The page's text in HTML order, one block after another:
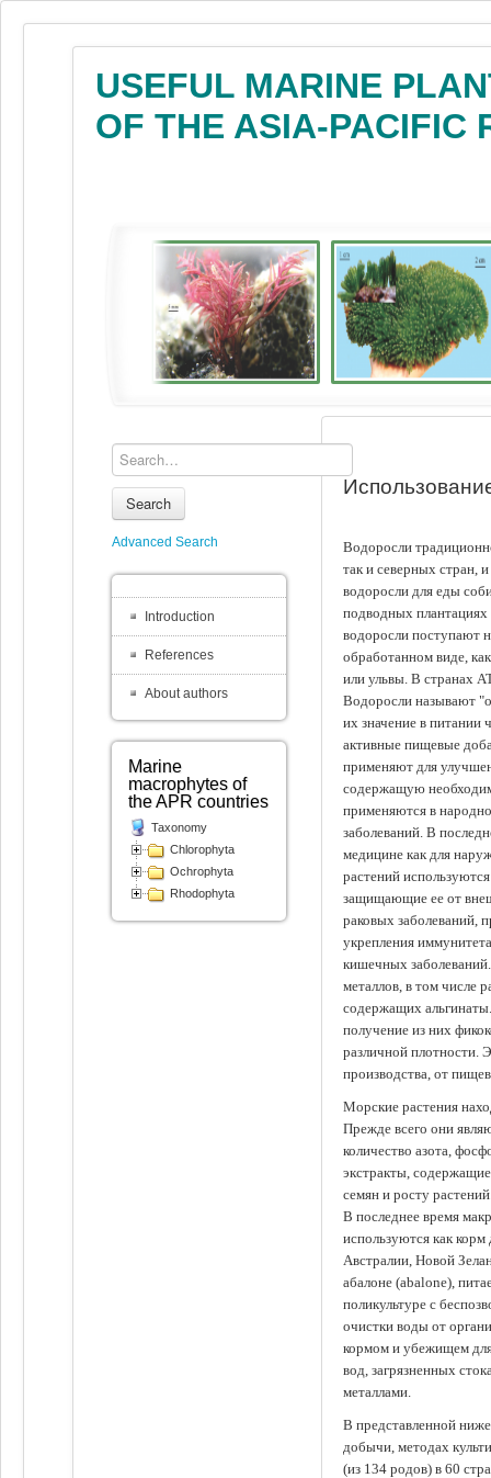
USEFUL MARINE
OF THE ASIA-PACIFIC
Водоросли
так и северных стран,
водоросли для еды
подводных
водоросли поступают
обработанном виде,
или ульвы. В странах
Водоросли называют
их значение в питании
активные пищевые
применяют для
содержащую
применяются в
заболеваний. В
медицине как для
растений
защищающие ее от
раковых заболеваний,
укрепления
кишечных
металлов, в том числе
содержащих
получение из них
различной плотности.
производства, от
Морские растения
Прежде всего они
количество азота,
экстракты,
семян и росту
В последнее время
используются как
Австралии, Новой
абалоне (abalone),
поликультуре с
очистки воды от
кормом и убежищем
вод, загрязненных
металлами.
В представленной
добычи, методах
(из 134 родов) в 60
Search
Advanced Search
Introduction
References
About authors
Marine
macrophytes of
the APR countries
Taxonomy
Chlorophyta
Ochrophyta
Rhodophyta